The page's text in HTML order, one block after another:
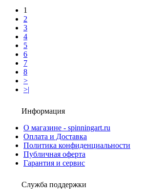
1
2
3
4
5
6
7
8
>
>|
Информация
О магазине - spinningart.ru
Оплата и Доставка
Политика конфиденциальности
Публичная оферта
Гарантия и сервис
Служба поддержки